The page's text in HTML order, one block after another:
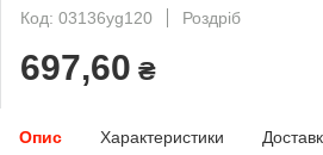
Код: 03136yg120
Роздріб
697,60 ₴
Опис Характеристики